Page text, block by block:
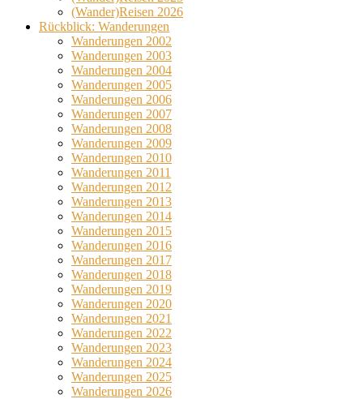
(Wander)Reisen 2026
Rückblick: Wanderungen
Wanderungen 2002
Wanderungen 2003
Wanderungen 2004
Wanderungen 2005
Wanderungen 2006
Wanderungen 2007
Wanderungen 2008
Wanderungen 2009
Wanderungen 2010
Wanderungen 2011
Wanderungen 2012
Wanderungen 2013
Wanderungen 2014
Wanderungen 2015
Wanderungen 2016
Wanderungen 2017
Wanderungen 2018
Wanderungen 2019
Wanderungen 2020
Wanderungen 2021
Wanderungen 2022
Wanderungen 2023
Wanderungen 2024
Wanderungen 2025
Wanderungen 2026